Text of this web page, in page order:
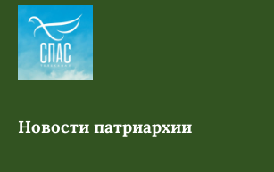
Новости патриархии